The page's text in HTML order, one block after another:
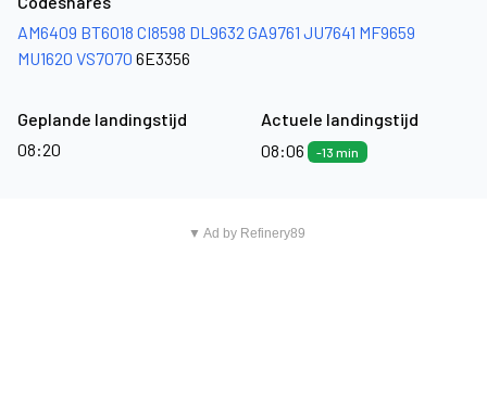
AM6409 BT6018 CI8598 DL9632 GA9761 JU7641 MF9659
MU1620 VS7070 6E3356
Geplande landingstijd
08:20
Actuele landingstijd
08:06
-13 min
▼ Ad by Refinery89